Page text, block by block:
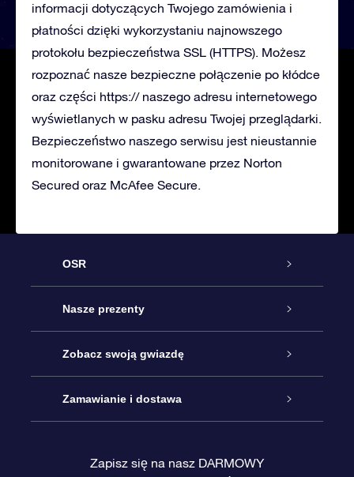
informacji dotyczących Twojego zamówienia i
płatności dzięki wykorzystaniu najnowszego
protokołu bezpieczeństwa SSL (HTTPS). Możesz
rozpoznać nasze bezpieczne połączenie po kłódce
oraz części https:// naszego adresu internetowego
wyświetlanych w pasku adresu Twojej przeglądarki.
Bezpieczeństwo naszego serwisu jest nieustannie
monitorowane i gwarantowane przez Norton
Secured oraz McAfee Secure.
OSR
Obsługa
Kontakt
Blog
Nasze prezenty
Podarunek Gwiazda Online
Pakiet Podarunkowy OSR
Zobacz swoją gwiazdę
Rejestr Gwiazd
Zamawianie i dostawa
Zapisz się na nasz DARMOWY